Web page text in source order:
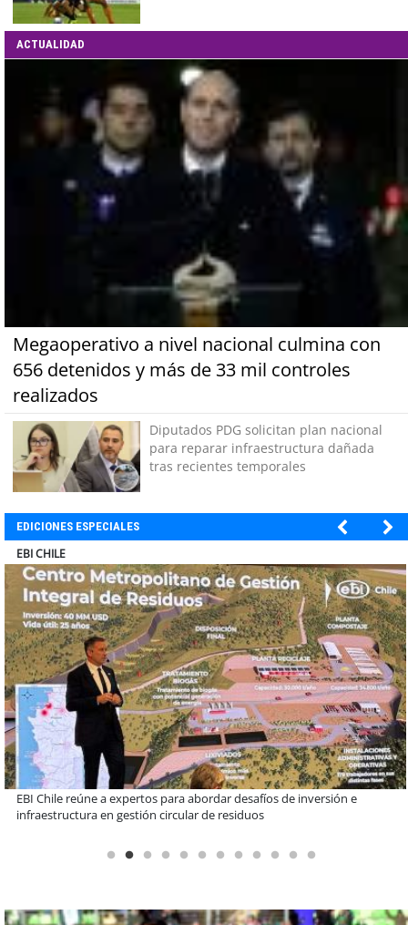
ACTUALIDAD
Megaoperativo a nivel nacional culmina con
656 detenidos y más de 33 mil controles
realizados
Diputados PDG solicitan plan nacional
para reparar infraestructura dañada
tras recientes temporales
EDICIONES ESPECIALES
SOPRAVAL
Más de 1.600 alumnos han sido parte de programa Súper Sano de
Sopraval en lo que va del año